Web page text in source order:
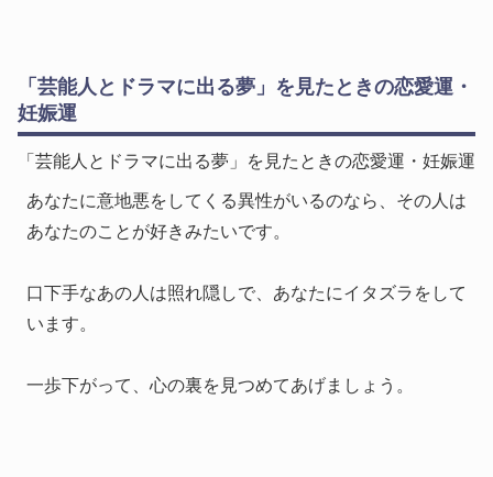
「芸能人とドラマに出る夢」を見たときの恋愛運・
妊娠運
「芸能人とドラマに出る夢」を見たときの恋愛運・妊娠運
あなたに意地悪をしてくる異性がいるのなら、その人は
あなたのことが好きみたいです。
口下手なあの人は照れ隠しで、あなたにイタズラをして
います。
一歩下がって、心の裏を見つめてあげましょう。